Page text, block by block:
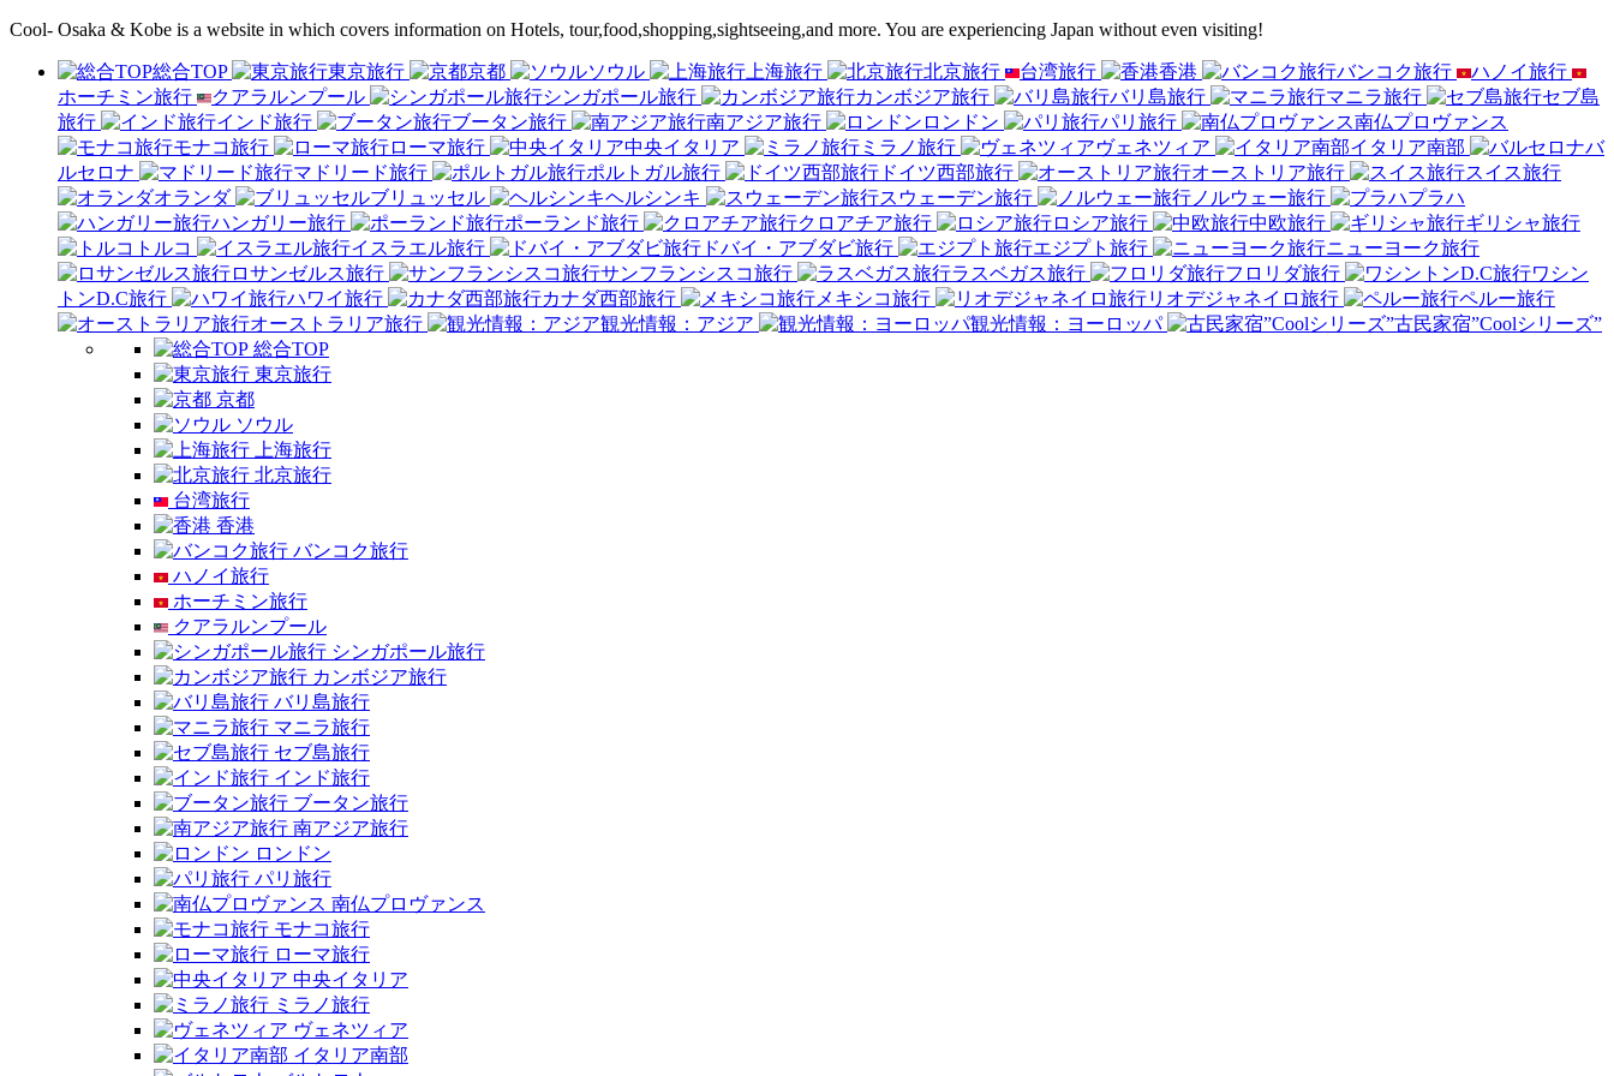
Cool- Osaka & Kobe is a website in which covers information on Hotels, tour,food,shopping,sightseeing,and more. You are experiencing Japan without even visiting!
総合TOP 東京旅行 京都 ソウル 上海旅行 北京旅行 台湾旅行 香港 バンコク旅行
ハノイ旅行
ホーチミン旅行
クアラルンプール シンガポール旅行 カンボジア旅行 バリ島旅行 マニラ旅行
セブ島
旅行
インド旅行 ブータン旅行 南アジア旅行 ロンドン パリ旅行
南仏プロヴァンス
モナコ旅行
ローマ旅行 中央イタリア ミラノ旅行 ヴェネツィア イタリア南部
バ
ルセロナ
マドリード旅行 ポルトガル旅行 ドイツ西部旅行 オーストリア旅行
スイス旅行
オランダ
ブリュッセル ヘルシンキ スウェーデン旅行 ノルウェー旅行
プラハ
ハンガリー旅行
ポーランド旅行 クロアチア旅行 ロシア旅行 中欧旅行
ギリシャ旅行
トルコ
イスラエル旅行 ドバイ・アブダビ旅行 エジプト旅行
ニューヨーク旅行
ロサンゼルス旅行
サンフランシスコ旅行 ラスベガス旅行 フロリダ旅行
ワシン
トンD.C旅行
ハワイ旅行 カナダ西部旅行 メキシコ旅行 リオデジャネイロ旅行
ペルー旅行
オーストラリア旅行
観光情報：アジア 観光情報：ヨーロッパ
古民家宿”Coolシリーズ”
総合TOP
東京旅行
京都
ソウル
上海旅行
北京旅行
台湾旅行
香港
バンコク旅行
ハノイ旅行
ホーチミン旅行
クアラルンプール
シンガポール旅行
カンボジア旅行
バリ島旅行
マニラ旅行
セブ島旅行
インド旅行
ブータン旅行
南アジア旅行
ロンドン
パリ旅行
南仏プロヴァンス
モナコ旅行
ローマ旅行
中央イタリア
ミラノ旅行
ヴェネツィア
イタリア南部